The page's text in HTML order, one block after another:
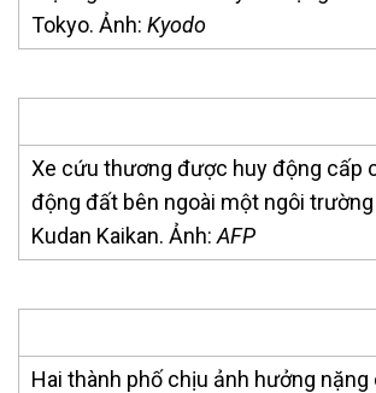
Tokyo. Ảnh: Kyodo
Xe cứu thương được huy động cấp
động đất bên ngoài một ngôi
Kudan Kaikan. Ảnh: AFP
Hai thành phố chịu ảnh hưởng